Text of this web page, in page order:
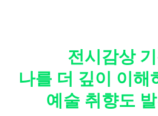
전시감상
나를 더 깊이 이해
예술 취향도